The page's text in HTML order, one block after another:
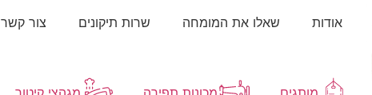
אודות שאלו את המומחה שרות תיקונים צור קשר